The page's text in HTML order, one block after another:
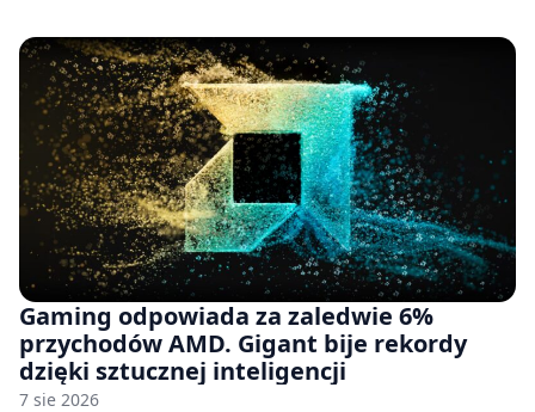
Gaming odpowiada za zaledwie 6%
przychodów AMD. Gigant bije rekordy
dzięki sztucznej inteligencji
7 sie 2026